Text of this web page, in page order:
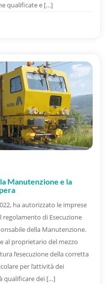
qualificate e […]
Manutenzione e la
ha autorizzato le imprese
regolamento di Esecuzione
della Manutenzione.
al proprietario del mezzo
l’esecuzione della corretta
per l’attività dei
qualificare dei […]